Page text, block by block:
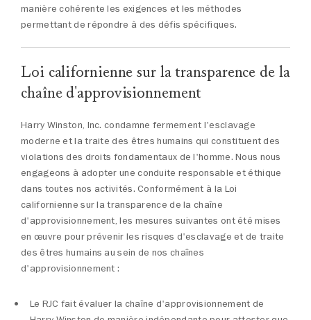
manière cohérente les exigences et les méthodes
permettant de répondre à des défis spécifiques.
Loi californienne sur la transparence de la
chaîne d'approvisionnement
Harry Winston, Inc. condamne fermement l'esclavage
moderne et la traite des êtres humains qui constituent des
violations des droits fondamentaux de l'homme. Nous nous
engageons à adopter une conduite responsable et éthique
dans toutes nos activités. Conformément à la Loi
californienne sur la transparence de la chaîne
d'approvisionnement, les mesures suivantes ont été mises
en œuvre pour prévenir les risques d'esclavage et de traite
des êtres humains au sein de nos chaînes
d'approvisionnement :
Le RJC fait évaluer la chaîne d'approvisionnement de